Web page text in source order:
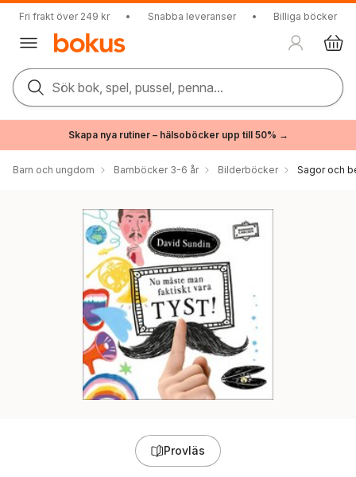
Fri frakt över 249 kr • Snabba leveranser • Billiga böcker
Sök bok, spel, pussel, penna...
Skapa nya rutiner – hälsoböcker upp till 50% →
Barn och ungdom Barnböcker 3-6 år Bilderböcker Sagor och
Provläs